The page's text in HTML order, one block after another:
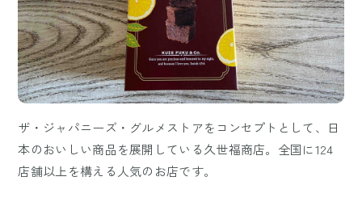
ザ・ジャパニーズ・グルメストアをコンセプトとして、日
本のおいしい商品を展開している久世福商店。全国に124
店舗以上を構える人気のお店です。